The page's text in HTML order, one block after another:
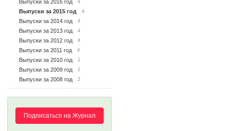
Выпуски за 2016 год 4
Выпуски за 2015 год 4
Выпуски за 2014 год 4
Выпуски за 2013 год 4
Выпуски за 2012 год 4
Выпуски за 2011 год 4
Выпуски за 2010 год 1
Выпуски за 2009 год 1
Выпуски за 2008 год 2
Подписаться на Журнал